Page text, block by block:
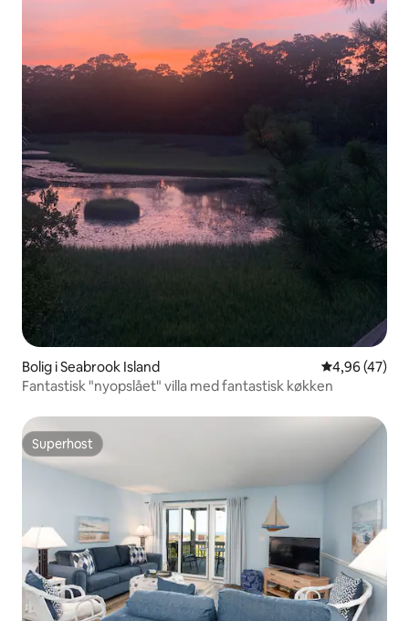
Bolig i Seabrook Island 4,96 ud af 5 i
4,96 (47)
Fantastisk "nyopslået" villa med fantastisk køkken
Superhost
Superhost